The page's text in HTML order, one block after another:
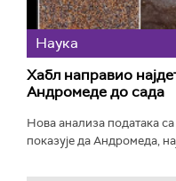
Наука
Хабл направио
Андромеде до сада
Нова анализа података
показује да Андромеда,